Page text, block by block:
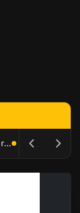
The Batman : Part II – Robert Pattinson replonge dans les ténèbres de Gotham dès octobre 2027